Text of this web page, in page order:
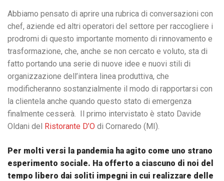
Abbiamo pensato di aprire una rubrica di conversazioni con
chef, aziende ed altri operatori del settore per raccogliere i
prodromi di questo importante momento di rinnovamento e
trasformazione, che, anche se non cercato e voluto, sta di
fatto portando una serie di nuove idee e nuovi stili di
organizzazione dell’intera linea produttiva, che
modificheranno sostanzialmente il modo di rapportarsi con
la clientela anche quando questo stato di emergenza
finalmente cesserà. Il primo intervistato è stato Davide
Oldani del Ristorante D’O di Cornaredo (MI).
Per molti versi la pandemia ha agito come uno strano
esperimento sociale. Ha offerto a ciascuno di noi del
tempo libero dai soliti impegni in cui realizzare delle